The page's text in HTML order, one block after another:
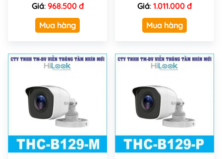
Giá: 968.500 đ
Mua hàng
Giá: 1.011.000 đ
Mua hàng